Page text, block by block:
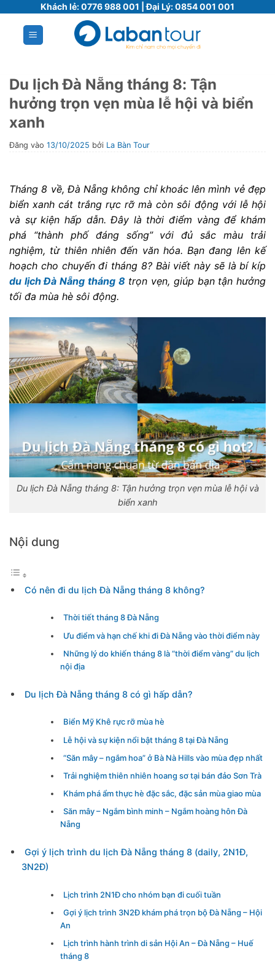
Khách lẻ:0776 988 001 | Đại Lý:0854 001 001
Du lịch Đà Nẵng tháng 8: Tận
hưởng trọn vẹn mùa lễ hội và biển
xanh
Đăng vào 13/10/2025 bởi La Bàn Tour
Tháng 8 về, Đà Nẵng không chỉ khoác lên mình vẻ đẹp
biển xanh cát trắng rực rỡ mà còn sôi động với lễ hội
và sự kiện hấp dẫn. Đây là thời điểm vàng để khám
phá “thành phố đáng sống” với đủ sắc màu trải
nghiệm, từ thiên nhiên đến văn hóa. Bạn đang lên kế
hoạch cho chuyến đi tháng 8? Bài viết này sẽ là bí kíp
du lịch Đà Nẵng tháng 8 trọn vẹn, giúp bạn tận hưởng
tối đa mùa hè sôi động.
Du lịch Đà Nẵng tháng 8: Tận hưởng trọn vẹn mùa lễ hội và
biển xanh
Nội dung
Có nên đi du lịch Đà Nẵng tháng 8 không?
Thời tiết tháng 8 Đà Nẵng
Ưu điểm và hạn chế khi đi Đà Nẵng vào thời điểm này
Những lý do khiến tháng 8 là “thời điểm vàng” du lịch
nội địa
Du lịch Đà Nẵng tháng 8 có gì hấp dẫn?
Biển Mỹ Khê rực rỡ mùa hè
Lễ hội và sự kiện nổi bật tháng 8 tại Đà Nẵng
“Săn mây – ngắm hoa” ở Bà Nà Hills vào mùa đẹp nhất
Trải nghiệm thiên nhiên hoang sơ tại bán đảo Sơn Trà
Khám phá ẩm thực hè đặc sắc, đặc sản mùa giao mùa
Săn mây – Ngắm bình minh – Ngắm hoàng hôn Đà
Nẵng
Gợi ý lịch trình du lịch Đà Nẵng tháng 8 (daily, 2N1Đ,
3N2Đ)
Lịch trình 2N1Đ cho nhóm bạn đi cuối tuần
Gợi ý lịch trình 3N2Đ khám phá trọn bộ Đà Nẵng – Hội
An
Lịch trình hành trình di sản Hội An – Đà Nẵng – Huế
tháng 8